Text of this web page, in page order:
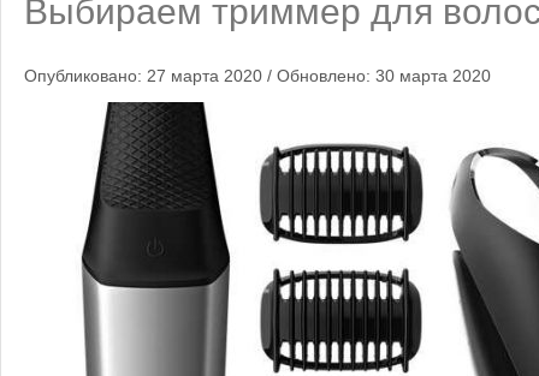
Выбираем триммер для
Опубликовано: 27 марта 2020 / Обновлено: 30 марта 2020